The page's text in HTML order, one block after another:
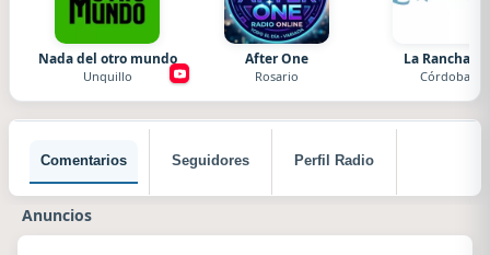
Nada del otro mundo
Unquillo
After One
Rosario
La Ranchada
Córdoba
Comentarios Seguidores Perfil Radio
Anuncios